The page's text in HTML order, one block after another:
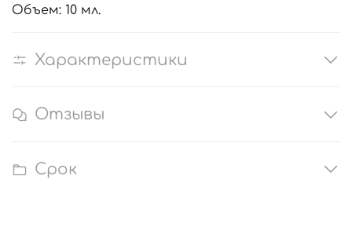
Объем: 10 мл.
Характеристики
Отзывы
Срок